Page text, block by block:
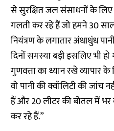
से सुरक्षित जल संसाधनों के
गलती कर रहे हैं जो हमने 30
नियंत्रण के लगातार अंधाधुंध
दिनों समस्या बड़ी इसलिए भी
गुणवत्ता का ध्यान रखे व्यापार
वो पानी की क्वॉलिटी की जांच
हैं और 20 लीटर की बोतल में भर
कर रहे हैं.”